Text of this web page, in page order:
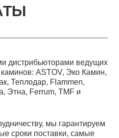
дистрибьюторами ведущих
ASTOV, Эко Камин,
Теплодар, Flammen,
Этна, Ferrum, TMF и
мы гарантируем
сроки поставки, самые